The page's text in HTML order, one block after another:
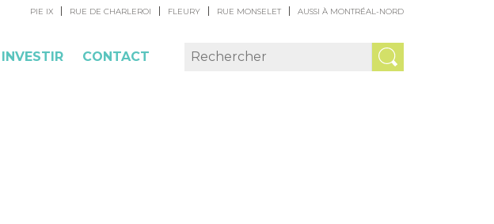
PIE IX RUE DE CHARLEROI FLEURY RUE MONSELET AUSSI À MONTRÉAL-NORD
INVESTIR CONTACT